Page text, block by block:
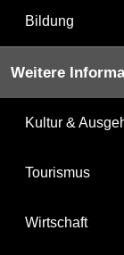
Bildung
Weitere
Kultur &
Tourismus
Wirtschaft